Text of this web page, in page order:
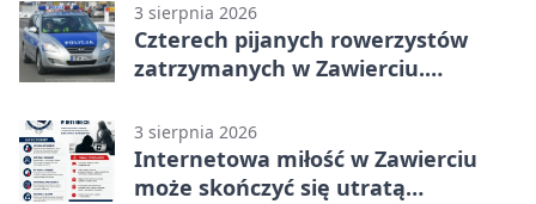
3 sierpnia 2026
Czterech pijanych rowerzystów
zatrzymanych w Zawierciu.
3 sierpnia 2026
Internetowa miłość w Zawierciu
może skończyć się utratą